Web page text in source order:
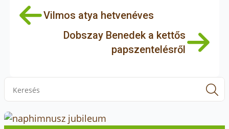
Vilmos atya hetvenéves
Dobszay Benedek a kettős
papszentelésről